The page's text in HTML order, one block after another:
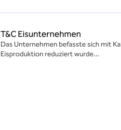
T&C Eisunternehmen
Das Unternehmen befasste sich mit
Eisproduktion reduziert wurde...